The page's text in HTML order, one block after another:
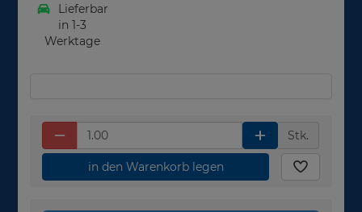
Lieferbar
in 1-3
Werktage
Stk.
in den Warenkorb legen